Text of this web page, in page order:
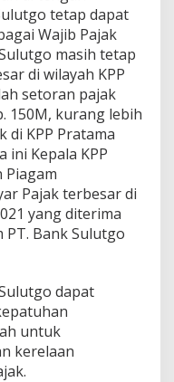
tetap dapat
Wajib Pajak
masih tetap
di wilayah KPP
setoran pajak
150M, kurang lebih
di KPP Pratama
ini Kepala KPP
Piagam
Pajak terbesar di
yang diterima
Bank Sulutgo
dapat
untuk
kerelaan